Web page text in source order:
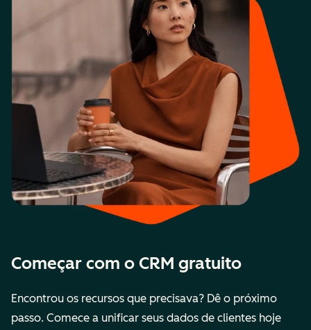
Começar com o CRM gratuito
Encontrou os recursos que precisava? Dê o próximo
passo. Comece a unificar seus dados de clientes hoje